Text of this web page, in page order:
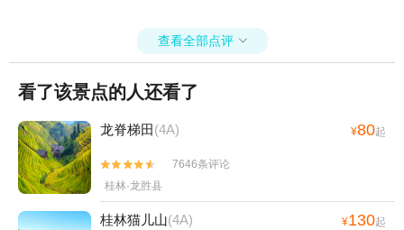
查看全部点评 
看了该景点的人还看了
龙脊梯田(4A) ¥80起


7646条评论
桂林·龙胜县
桂林猫儿山(4A) ¥130起